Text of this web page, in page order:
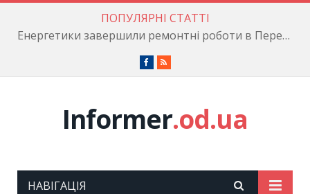
ПОПУЛЯРНІ СТАТТІ
Енергетики завершили ремонтні роботи в Пересипському районі
Facebook
RSS
Informer.od.ua
НАВІГАЦІЯ